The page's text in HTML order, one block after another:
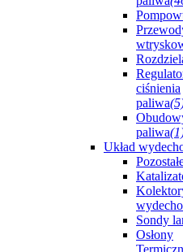
ciśnienia
paliwa
paliwa
Układ
Sondy
Osłony